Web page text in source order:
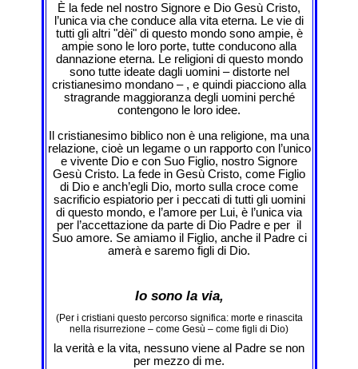
È la fede nel nostro Signore e Dio Gesù Cristo,
l’unica via che conduce alla vita eterna. Le vie di
tutti gli altri "dèi" di questo mondo sono ampie, è
ampie sono le loro porte, tutte conducono alla
dannazione eterna. Le religioni di questo mondo
sono tutte ideate dagli uomini – distorte nel
cristianesimo mondano – , e quindi piacciono alla
stragrande maggioranza degli uomini perché
contengono le loro idee.
Il cristianesimo biblico non è una religione, ma una
relazione, cioè un legame o un rapporto con l’unico
e vivente Dio e con Suo Figlio, nostro Signore
Gesù Cristo. La fede in Gesù Cristo, come Figlio
di Dio e anch’egli Dio, morto sulla croce come
sacrificio espiatorio per i peccati di tutti gli uomini
di questo mondo, e l’amore per Lui, è l’unica via
per l’accettazione da parte di Dio Padre e per il
Suo amore. Se amiamo il Figlio, anche il Padre ci
amerà e saremo figli di Dio.
Io sono la via,
(Per i cristiani questo percorso significa: morte e rinascita
nella risurrezione – come Gesù – come figli di Dio)
la verità e la vita, nessuno viene al Padre se non
per mezzo di me.